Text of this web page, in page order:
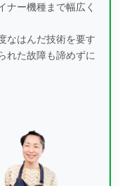
ナー機種まで幅広く
なはんだ技術を要す
れた故障も諦めずに